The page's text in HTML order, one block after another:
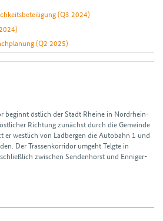
(Q3 2024)
(Q2 2025)
beginnt östlich der Stadt Rheine in Nord­rhein-
Richtung zunächst durch die Gemeinde
er west­lich von Lad­bergen die Autobahn 1 und
Der Trassen­korridor umgeht Telgte in
zwischen Senden­horst und Enniger­